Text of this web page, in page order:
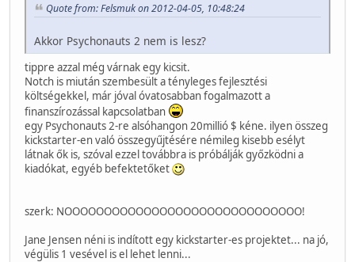
Quote from: Felsmuk on 2012-04-05, 10:48:24
Akkor Psychonauts 2 nem is lesz?
tippre azzal még várnak egy kicsit.
Notch is miután szembesült a tényleges fejlesztési
költségekkel, már jóval óvatosabban fogalmazott a
finanszírozással kapcsolatban
egy Psychonauts 2-re alsóhangon 20millió $ kéne. ilyen összeg
kickstarter-en való összegyűjtésére némileg kisebb esélyt
látnak ők is, szóval ezzel továbbra is próbálják győzködni a
kiadókat, egyéb befektetőket
szerk: NOOOOOOOOOOOOOOOOOOOOOOOOOOOOOO!
Jane Jensen néni is indított egy kickstarter-es projektet... na jó,
végülis 1 vesével is el lehet lenni...